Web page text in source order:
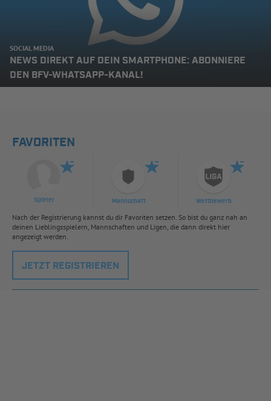
SOCIAL MEDIA
NEWS DIREKT AUF DEIN SMARTPHONE: ABONNIERE
DEN BFV-WHATSAPP-KANAL!
FAVORITEN
Spieler Mannschaft Wettbewerb
Nach der Registrierung kannst du dir Favoriten setzen. So bist du ganz nah an
deinen Lieblingsspielern, Mannschaften und Ligen, die dann direkt hier
angezeigt werden.
JETZT REGISTRIEREN